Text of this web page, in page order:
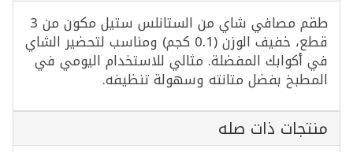
طقم مصافي شاي من الستانلس ستيل مكون من 3
قطع، خفيف الوزن (0.1 كجم) ومناسب لتحضير الشاي
في أكوابك المفضلة. مثالي للاستخدام اليومي في
المطبخ بفضل متانته وسهولة تنظيفه.
منتجات ذات صله